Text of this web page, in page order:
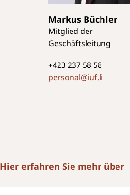
Markus Büchler
Mitglied der
Geschäftsleitung
+423 237 58 58
personal@iuf.li
Hier erfahren Sie mehr über